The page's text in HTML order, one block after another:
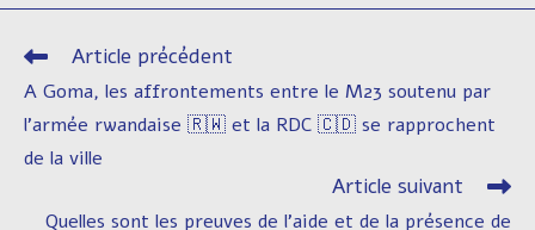
autre autre autre autre autre autre
Read
articles
Article précédent
A Goma, les affrontements entre le M23 soutenu par
l’armée rwandaise 🇷🇼 et la RDC 🇨🇩 se rapprochent
de la ville
Article suivant
Quelles sont les preuves de l’aide et de la présence de